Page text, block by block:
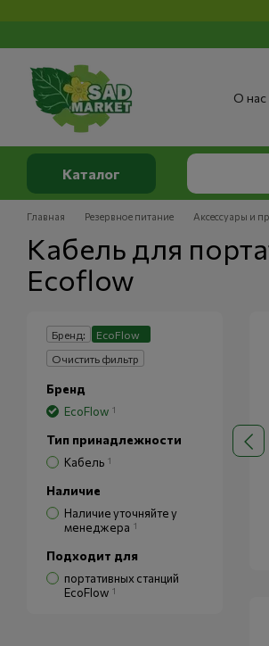
О нас
Каталог
Главная Резервное питание Аксессуары и
Кабель для
Ecoflow
Бренд:
EcoFlow
Очистить фильтр
Бренд
EcoFlow 1
Тип принадлежности
Кабель 1
Наличие
Наличие уточняйте у
менеджера 1
Подходит для
портативных станций
EcoFlow 1